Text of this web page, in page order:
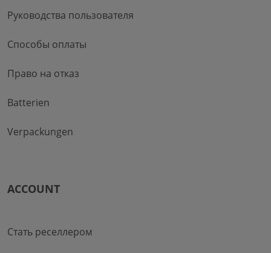
Руководства пользователя
Способы оплаты
Право на отказ
Batterien
Verpackungen
ACCOUNT
Стать реселлером